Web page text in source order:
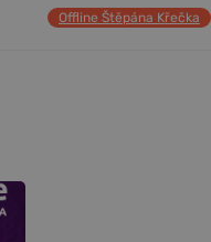
Offline Štěpána Křečka